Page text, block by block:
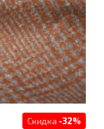
Скидка -32%